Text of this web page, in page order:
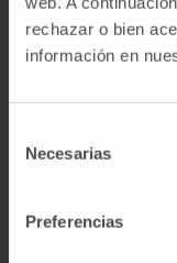
rechazar o bien
información en
Necesarias
Preferencias
general; la
clínica
Como
se le criticó
creatividad,